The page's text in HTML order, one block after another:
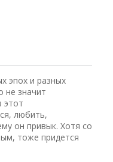
эпох и разных
не значит
этот
любить,
он привык. Хотя со
тоже придется